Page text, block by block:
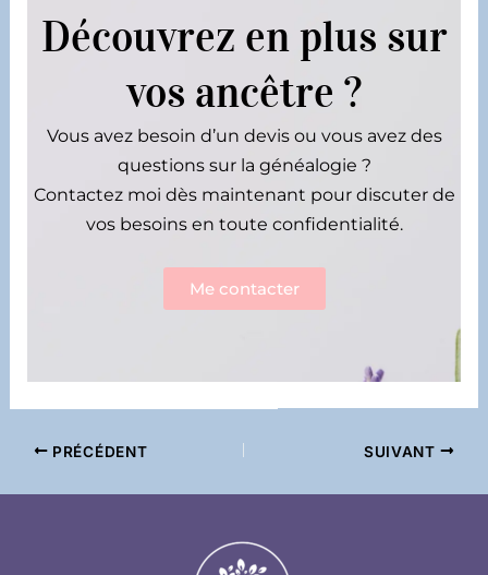
Découvrez en plus sur
vos ancêtre ?
Vous avez besoin d’un devis ou vous avez des
questions sur la généalogie ?
Contactez moi dès maintenant pour discuter de
vos besoins en toute confidentialité.
Me contacter
PRÉCÉDENT SUIVANT